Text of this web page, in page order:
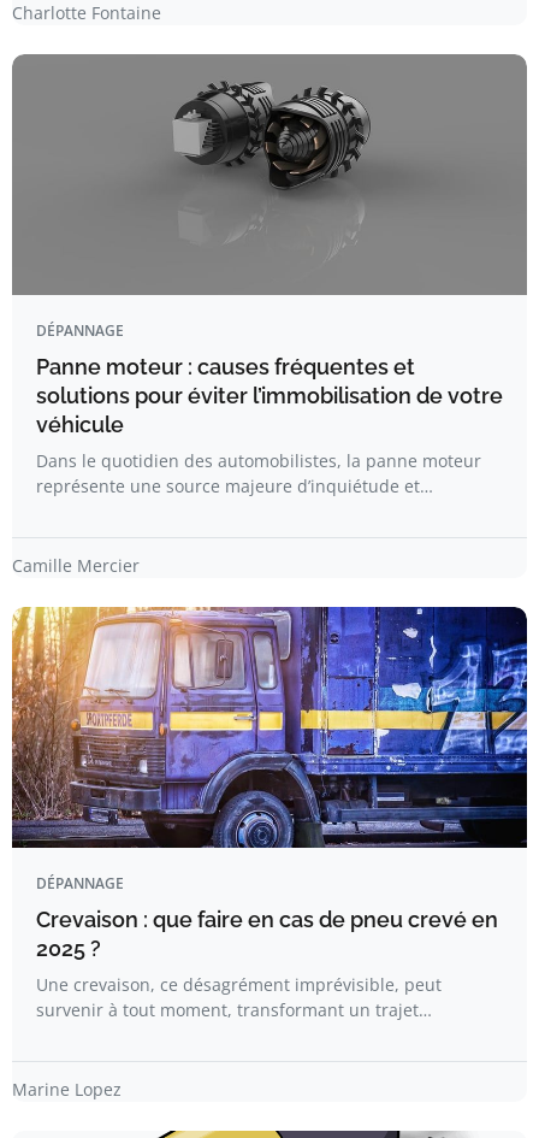
Charlotte Fontaine
DÉPANNAGE
Panne moteur : causes fréquentes et
solutions pour éviter l’immobilisation de votre
véhicule
Dans le quotidien des automobilistes, la panne moteur
représente une source majeure d’inquiétude et…
Camille Mercier
DÉPANNAGE
Crevaison : que faire en cas de pneu crevé en
2025 ?
Une crevaison, ce désagrément imprévisible, peut
survenir à tout moment, transformant un trajet…
Marine Lopez